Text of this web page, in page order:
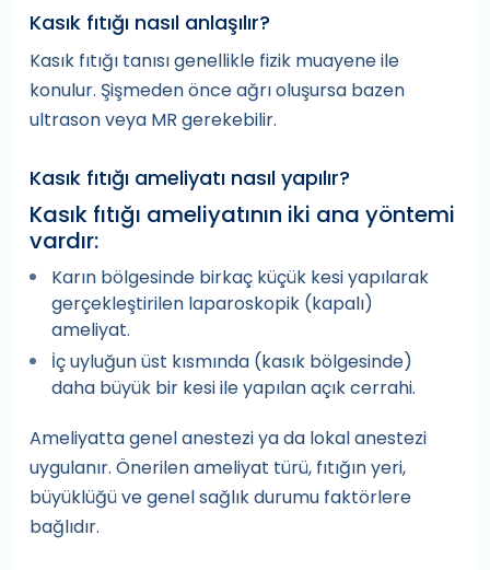
Kasık fıtığı nasıl anlaşılır?
Kasık fıtığı tanısı genellikle fizik muayene ile
konulur. Şişmeden önce ağrı oluşursa bazen
ultrason veya MR gerekebilir.
Kasık fıtığı ameliyatı nasıl yapılır?
Kasık fıtığı ameliyatının iki ana yöntemi
vardır:
Karın bölgesinde birkaç küçük kesi yapılarak
gerçekleştirilen laparoskopik (kapalı)
ameliyat.
İç uyluğun üst kısmında (kasık bölgesinde)
daha büyük bir kesi ile yapılan açık cerrahi.
Ameliyatta genel anestezi ya da lokal anestezi
uygulanır. Önerilen ameliyat türü, fıtığın yeri,
büyüklüğü ve genel sağlık durumu faktörlere
bağlıdır.